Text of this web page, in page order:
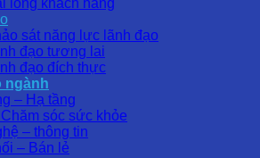
lòng khách hàng
sát năng lực lãnh đạo
đạo tương lai
đạo đích thực
ngành
– Hạ tầng
sóc sức khỏe
– thông tin
– Bán lẻ